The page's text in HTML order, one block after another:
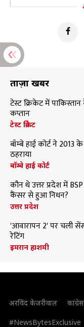
ताज़ा खबरें
टेस्ट क्रिकेट में
कप्तान
टेस्ट क्रिकेट
बॉम्बे हाई कोर्ट ने
ठहराया
बॉम्बे हाई कोर्ट
कौन थे उत्तर प्रदेश में
कैंसर से हुआ निधन?
उत्तर प्रदेश
'आवारापन 2' पर चली
रेटिंग
इमरान हाशमी
अरविंद केजरीवाल
#NewsBytesExclusive